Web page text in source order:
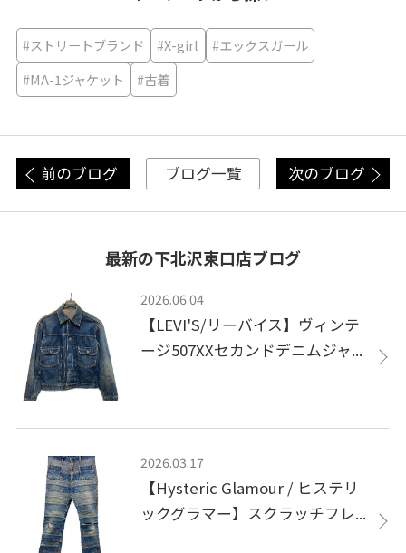
#ストリートブランド #X-girl
#エックスガール
#MA-1ジャケット
#古着
前のブログ ブログ一覧 次のブログ
最新の下北沢東口店ブログ
2026.06.04
【LEVI'S/リーバイス】ヴィンテ
ージ507XXセカンドデニムジャ...
2026.03.17
【Hysteric Glamour / ヒステリ
ックグラマー】スクラッチフレ...